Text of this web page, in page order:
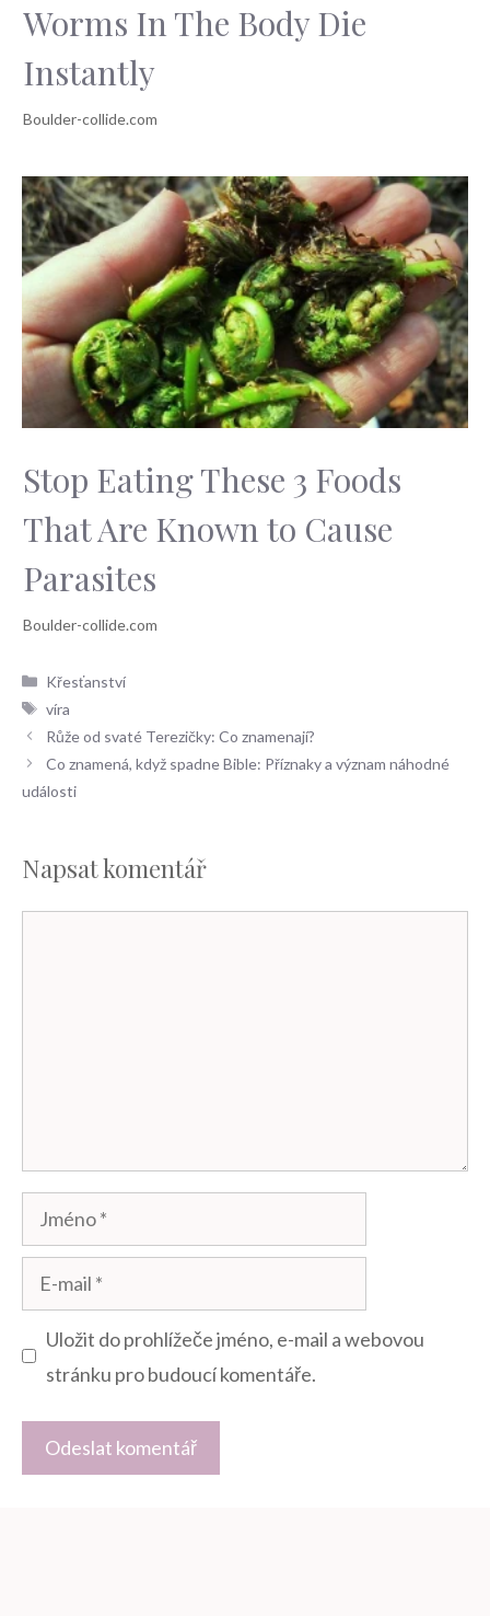
Worms In The Body Die
Instantly
Stop Eating These 3 Foods
That Are Known to Cause
Parasites
Rubriky
Křesťanství
Štítky
víra
Růže od svaté Terezičky: Co znamenají?
Co znamená, když spadne Bible: Příznaky a význam náhodné
události
Napsat komentář
Jméno
mail
Uložit do prohlížeče jméno, e-mail a webovou
stránku pro budoucí komentáře.